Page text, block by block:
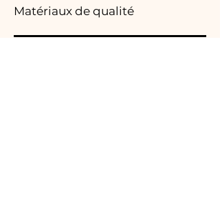
Matériaux de qualité